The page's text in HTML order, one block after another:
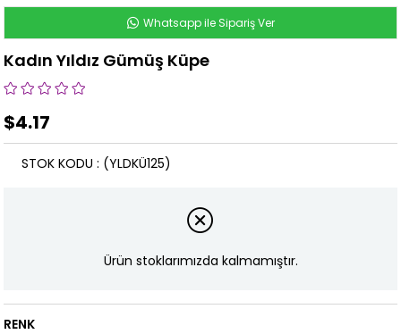
Whatsapp ile Sipariş Ver
Kadın Yıldız Gümüş Küpe
$4.17
(YLDKÜ125)
STOK KODU
Ürün stoklarımızda kalmamıştır.
RENK